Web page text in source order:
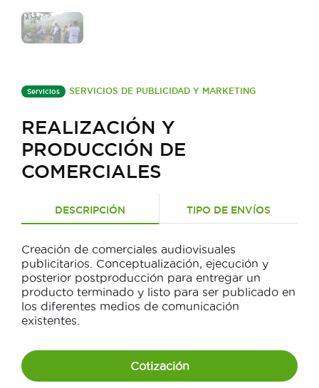
Servicios SERVICIOS DE PUBLICIDAD Y MARKETING
REALIZACIÓN Y
PRODUCCIÓN DE
COMERCIALES
DESCRIPCIÓN TIPO DE ENVÍOS
Creación de comerciales audiovisuales
publicitarios. Conceptualización, ejecución y
posterior postproducción para entregar un
producto terminado y listo para ser publicado en
los diferentes medios de comunicación
existentes.
Cotización